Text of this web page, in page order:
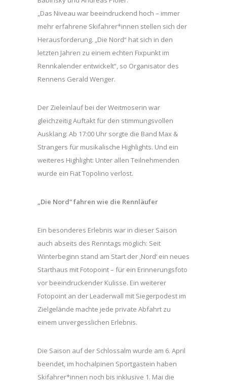
„Das Niveau war beeindruckend hoch – immer
mehr erfahrene Skifahrer*innen stellen sich der
Herausforderung. „Die Nord“ hat sich in den
letzten Jahren zu einem echten Fixpunkt im
Rennkalender entwickelt“, so Organisator des
Rennens Gerald Wenger.
Der Zieleinlauf bei der Weitmoserin war
gleichzeitig Auftakt für den stimmungsvollen
Ausklang: Ab 17:00 Uhr sorgte die Band Max &
Strangers für musikalische Highlights. Und ein
weiteres Highlight: Unter allen Teilnehmenden
wurde ein Fiat Topolino verlost.
„Die Nord“ fahren wie die Rennläufer
Ein besonderes Erlebnis war in dieser Saison
auch abseits des Renntags möglich: Seit
Winterbeginn stand am Start der ‚Nord‘ ein neues
Starthaus mit Fotopoint – für ein Erinnerungsfoto
vor beeindruckender Kulisse. Ein weiterer
Fotopoint an der Leaderwall mit Siegerpodest im
Zielgelände machte jede private Abfahrt zu
einem unvergesslichen Erlebnis.
Die Saison auf der Schlossalm wurde am 6. April
beendet, im hochalpinen Sportgastein haben
Skifahrer*innen noch bis inklusive 1. Mai die